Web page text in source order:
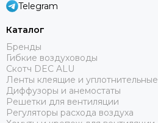
Telegram
Каталог
Бренды
Гибкие воздуховоды
Скотч DEC ALU
Ленты клеящие и уплотнительные
Диффузоры и анемостаты
Решетки для вентиляции
Регуляторы расхода воздуха